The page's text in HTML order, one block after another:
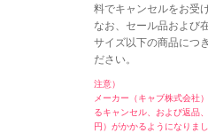
料でキャンセルをお受
なお、セール品および
サイズ以下の商品につ
ださい。
注意）
メーカー（キャブ株式会社
るキャンセル、および返品
円）がかかるようになりま